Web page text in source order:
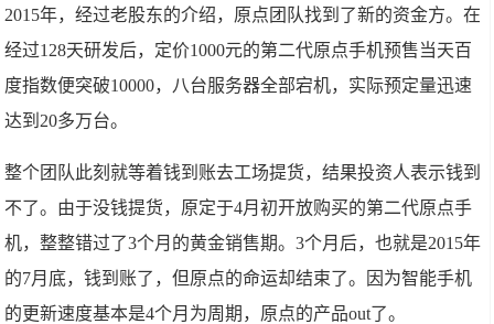
2015年，经过老股东的介绍，原点团队找到了新的资金方。在
经过128天研发后，定价1000元的第二代原点手机预售当天百
度指数便突破10000，八台服务器全部宕机，实际预定量迅速
达到20多万台。
整个团队此刻就等着钱到账去工场提货，结果投资人表示钱到
不了。由于没钱提货，原定于4月初开放购买的第二代原点手
机，整整错过了3个月的黄金销售期。3个月后，也就是2015年
的7月底，钱到账了，但原点的命运却结束了。因为智能手机
的更新速度基本是4个月为周期，原点的产品out了。